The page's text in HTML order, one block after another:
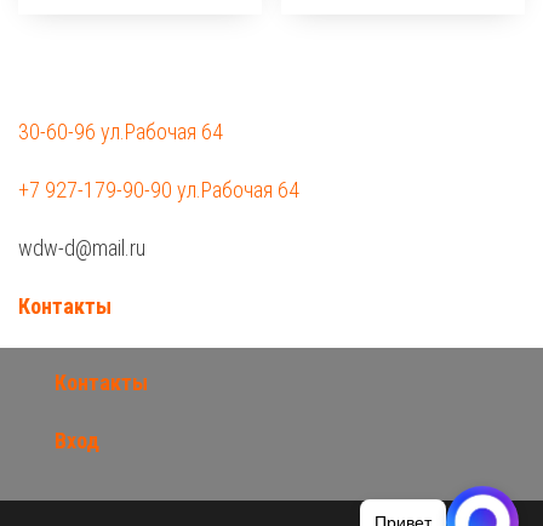
30-60-96 ул.Рабочая 64
+7 927-179-90-90 ул.Рабочая 64
wdw-d@mail.ru
Контакты
Контакты
Вход